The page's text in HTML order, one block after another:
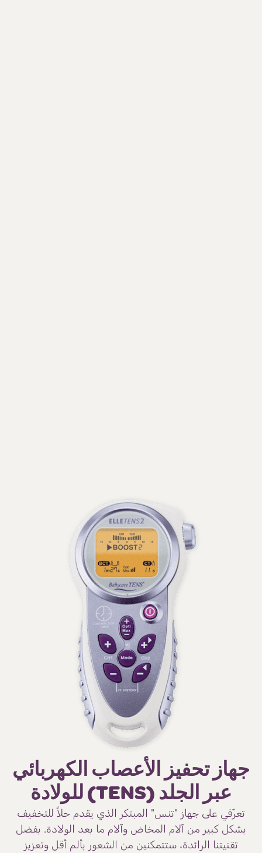
جهاز تحفيز الأعصاب الكهربائي
عبر الجلد (TENS) للولادة
تعرّفي على جهاز "تنس" المبتكر الذي يقدم حلاً للتخفيف
بشكل كبير من آلام المخاض وآلام ما بعد الولادة. بفضل
تقنيتنا الرائدة، ستتمكنين من الشعور بألم أقل وتعزيز